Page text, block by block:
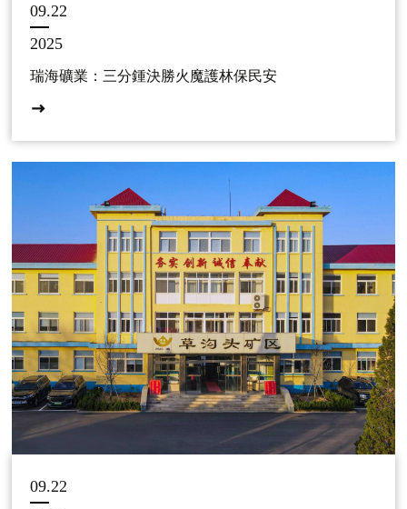
09.22
2025
瑞海礦業：三分鍾決勝火魔護林保民安
09.22